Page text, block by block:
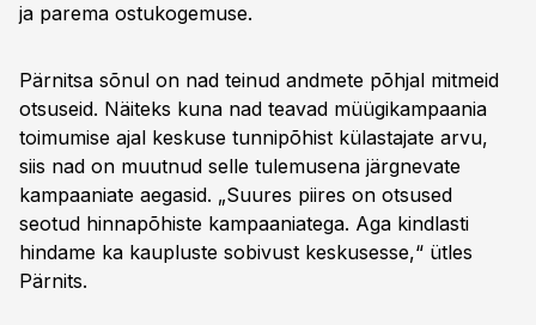
ja parema ostukogemuse.
Pärnitsa sõnul on nad teinud andmete põhjal mitmeid
otsuseid. Näiteks kuna nad teavad müügikampaania
toimumise ajal keskuse tunnipõhist külastajate arvu,
siis nad on muutnud selle tulemusena järgnevate
kampaaniate aegasid. „Suures piires on otsused
seotud hinnapõhiste kampaaniatega. Aga kindlasti
hindame ka kaupluste sobivust keskusesse,“ ütles
Pärnits.